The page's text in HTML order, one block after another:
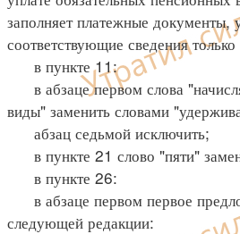
заполняет платежные документы,
соответствующие сведения
в пункте 11:
в абзаце первом слова
виды" заменить словами
абзац седьмой исключить;
в пункте 21 слово "пяти"
в пункте 26:
в абзаце первом первое
следующей редакции: